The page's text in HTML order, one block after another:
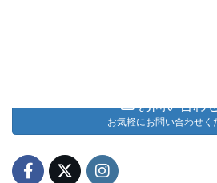
お問い合わ
お気軽にお問い合わせく